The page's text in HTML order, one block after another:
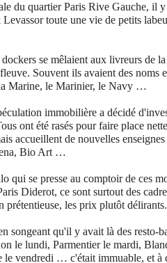
du quartier Paris Rive Gauche, il
toute une vie de petits
se mêlaient aux livreurs de
Souvent ils avaient des noms
Marine, le Marinier, le Navy …
immobilière a décidé
ont été rasés pour faire place
accueillent de nouvelles
Bio Art …
qui se presse au comptoir de ces
Diderot, ce sont surtout des
prétentieuse, les prix plutôt délirants.
songeant qu'il y avait là des resto-
le lundi, Parmentier le mardi,
le vendredi … c'était immuable, et à